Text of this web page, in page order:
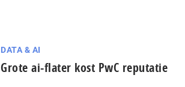
DATA & AI
Grote ai-flater kost PwC reputatie